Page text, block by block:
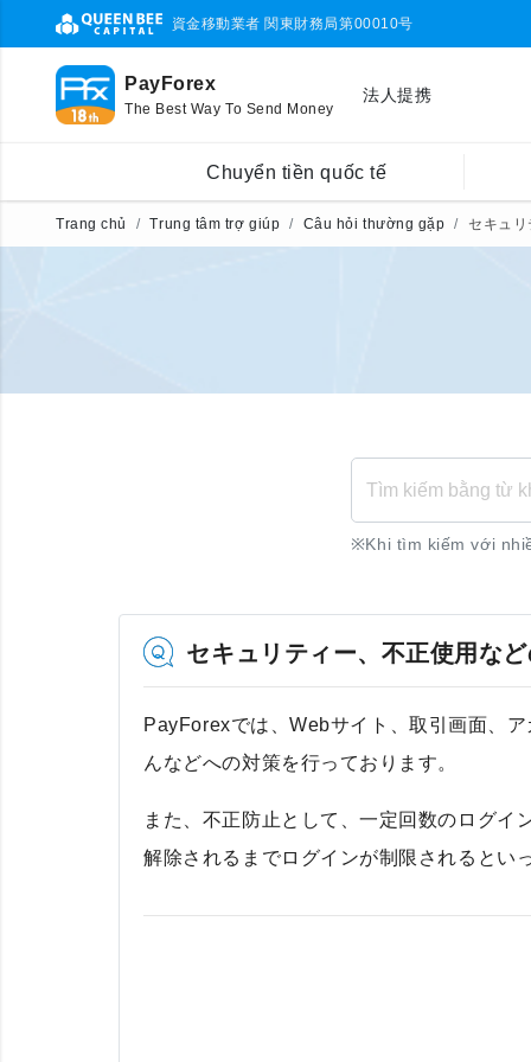
資金移動業者 関東財務局第00010号
PayForex
The Best Way To Send Money
法人提携
Chuyển tiền quốc tế
Trang chủ Trung tâm trợ giúp Câu hỏi thường gặp セキュ
※Khi tìm kiếm với
セキュリティー、不正使用な
PayForexでは、Webサイト、取引画面、
んなどへの対策を行っております。
また、不正防止として、一定回数のログイ
解除されるまでログインが制限されるとい